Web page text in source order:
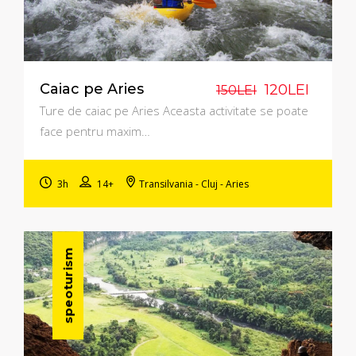
Caiac pe Aries 150LEI 120LEI
Ture de caiac pe Aries Aceasta activitate se poate
face pentru maxim…
3h 14+ Transilvania - Cluj - Aries
speoturism